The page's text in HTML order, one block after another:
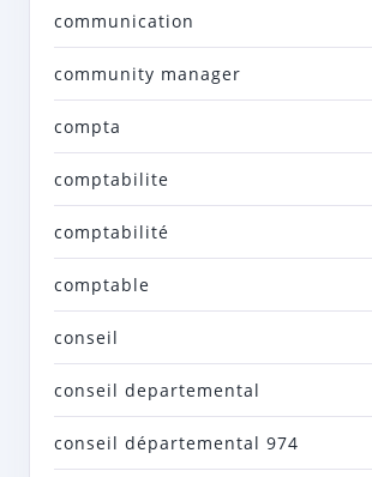
communication
community manager
compta
comptabilite
comptabilité
comptable
conseil
conseil departemental
conseil départemental 974